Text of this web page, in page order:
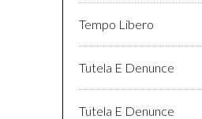
Tempo Libero
Tutela E Denunce
Tutela E Denunce